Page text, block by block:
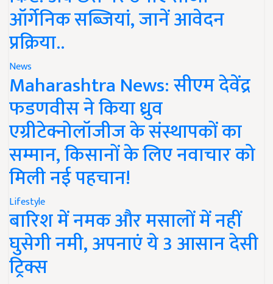
ऑर्गेनिक सब्जियां, जानें आवेदन
प्रक्रिया..
News
Maharashtra News: सीएम देवेंद्र
फडणवीस ने किया ध्रुव
एग्रीटेक्नोलॉजीज के संस्थापकों का
सम्मान, किसानों के लिए नवाचार को
मिली नई पहचान!
Lifestyle
बारिश में नमक और मसालों में नहीं
घुसेगी नमी, अपनाएं ये 3 आसान देसी
ट्रिक्स